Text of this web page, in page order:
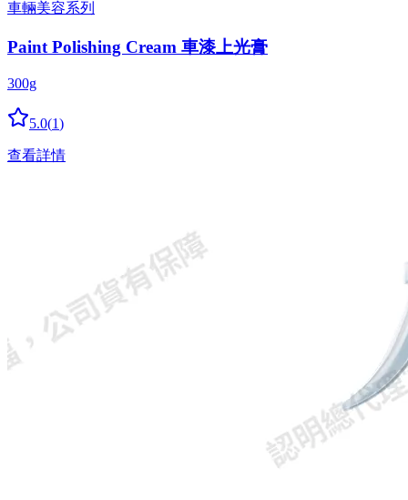
車輛美容系列
Paint Polishing Cream 車漆上光膏
300g
5.0(1)
查看詳情